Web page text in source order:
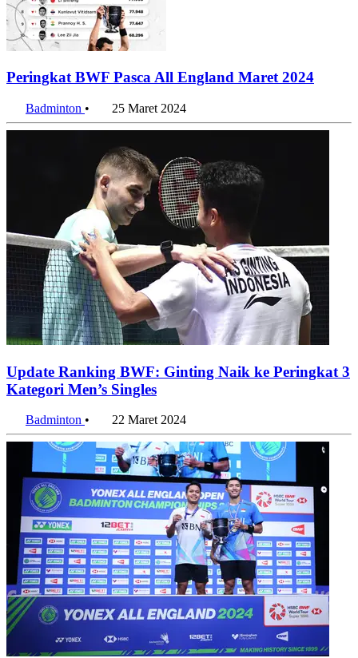
Peringkat BWF Pasca All England Maret 2024
Badminton • 25 Maret 2024
Update Ranking BWF: Ginting Naik ke Peringkat 3
Kategori Men’s Singles
Badminton • 22 Maret 2024